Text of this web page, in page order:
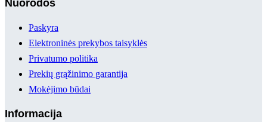
Nuorodos
Paskyra
Elektroninės prekybos taisyklės
Privatumo politika
Prekių grąžinimo garantija
Mokėjimo būdai
Informacija